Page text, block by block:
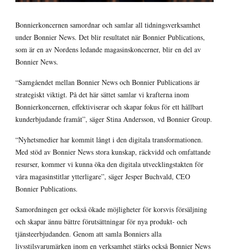
Bonnierkoncernen samordnar och samlar all tidningsverksamhet
under Bonnier News. Det blir resultatet när Bonnier Publications,
som är en av Nordens ledande magasinskoncerner, blir en del av
Bonnier News.
“Samgåendet mellan Bonnier News och Bonnier Publications är
strategiskt viktigt. På det här sättet samlar vi krafterna inom
Bonnierkoncernen, effektiviserar och skapar fokus för ett hållbart
kunderbjudande framåt”, säger Stina Andersson, vd Bonnier Group.
“Nyhetsmedier har kommit långt i den digitala transformationen.
Med stöd av Bonnier News stora kunskap, räckvidd och omfattande
resurser, kommer vi kunna öka den digitala utvecklingstakten för
våra magasinstitlar ytterligare”, säger Jesper Buchvald, CEO
Bonnier Publications.
Samordningen ger också ökade möjligheter för korsvis försäljning
och skapar ännu bättre förutsättningar för nya produkt- och
tjänsteerbjudanden. Genom att samla Bonniers alla
livsstilsvarumärken inom en verksamhet stärks också Bonnier News